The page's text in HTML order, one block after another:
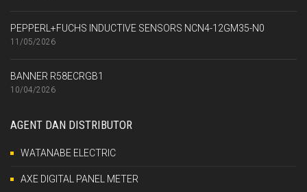
PEPPERL+FUCHS INDUCTIVE SENSORS NCN4-12GM35-N0
11/05/2026
BANNER R58ECRGB1
10/04/2026
AGENT DAN DISTRIBUTOR
WATANABE ELECTRIC
AXE DIGITAL PANEL METER